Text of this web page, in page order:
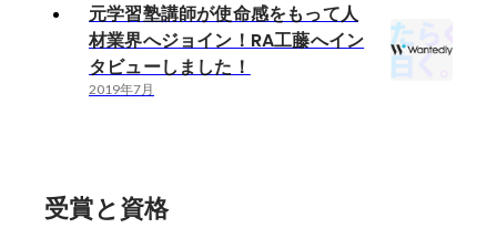
元学習塾講師が使命感をもって人
材業界へジョイン！RA工藤へイン
タビューしました！
2019年7月
受賞と資格